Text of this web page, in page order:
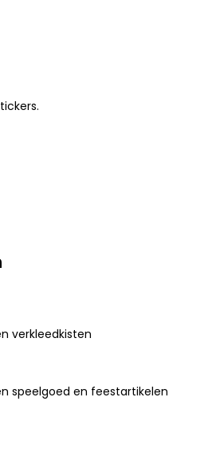
verkleedkisten
speelgoed en feestartikelen